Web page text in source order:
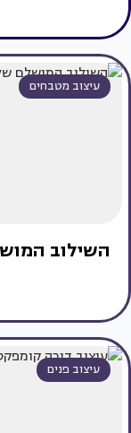
עיצוב מטבחים
השילוב
עיצוב פנים